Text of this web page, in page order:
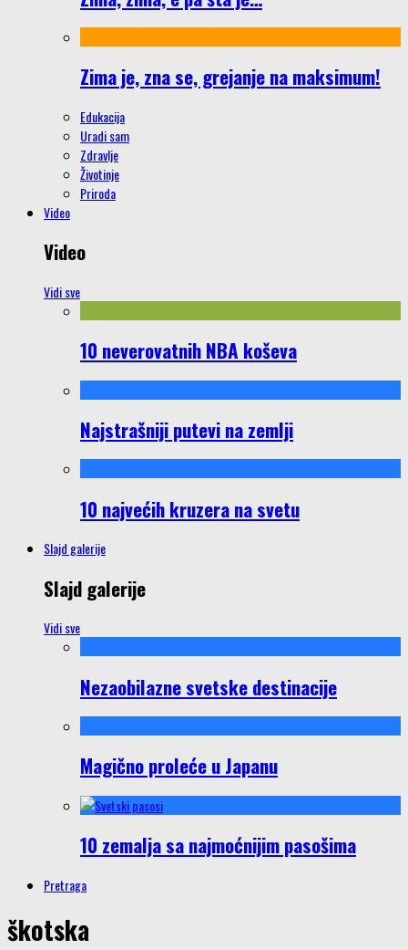
Zima je, zna se, grejanje na maksimum!
Edukacija
Uradi sam
Zdravlje
Životinje
Priroda
Video
Video
Vidi sve
10 neverovatnih NBA koševa
Najstrašniji putevi na zemlji
10 najvećih kruzera na svetu
Slajd galerije
Slajd galerije
Vidi sve
Nezaobilazne svetske destinacije
Magično proleće u Japanu
10 zemalja sa najmoćnijim pasošima
Pretraga
škotska